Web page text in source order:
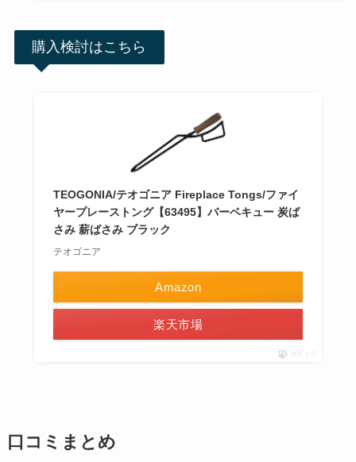
購入検討はこちら
TEOGONIA/テオゴニア Fireplace Tongs/ファイ
ヤープレーストング【63495】バーベキュー 炭ば
さみ 薪ばさみ ブラック
テオゴニア
Amazon
楽天市場
ポチップ
口コミまとめ